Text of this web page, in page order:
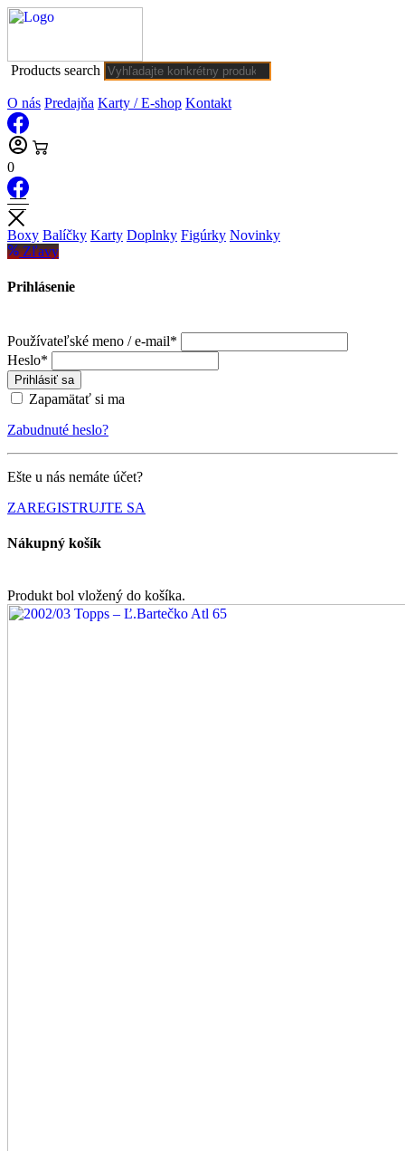
Products search
O nás Predajňa Karty / E-shop Kontakt
0
Boxy Balíčky Karty Doplnky Figúrky Novinky
Zľavy
Prihlásenie
Používateľské meno / e-mail*
Heslo*
Prihlásiť sa
Zapamätať si ma
Zabudnuté heslo?
Ešte u nás nemáte účet?
ZAREGISTRUJTE SA
Nákupný košík
Produkt bol vložený do košíka.